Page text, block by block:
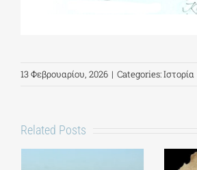
13 Φεβρουαρίου, 2026 | Categories:Ιστορία
Related Posts